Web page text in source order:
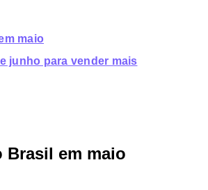
maio
junho para vender mais
em maio